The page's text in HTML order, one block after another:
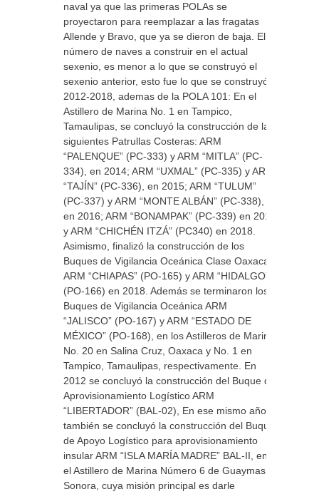
naval ya que las primeras POLAs se
proyectaron para reemplazar a las fragatas
Allende y Bravo, que ya se dieron de baja. El
número de naves a construir en el actual
sexenio, es menor a lo que se construyó el
sexenio anterior, esto fue lo que se construyó
2012-2018, ademas de la POLA 101: En el
Astillero de Marina No. 1 en Tampico,
Tamaulipas, se concluyó la construcción de las
siguientes Patrullas Costeras: ARM
“PALENQUE” (PC-333) y ARM “MITLA” (PC-
334), en 2014; ARM “UXMAL” (PC-335) y ARM
“TAJÍN” (PC-336), en 2015; ARM “TULUM”
(PC-337) y ARM “MONTE ALBÁN” (PC-338),
en 2016; ARM “BONAMPAK” (PC-339) en 2017
y ARM “CHICHÉN ITZÁ” (PC340) en 2018.
Asimismo, finalizó la construcción de los
Buques de Vigilancia Oceánica Clase Oaxaca,
ARM “CHIAPAS” (PO-165) y ARM “HIDALGO”
(PO-166) en 2018. Además se terminaron los
Buques de Vigilancia Oceánica ARM
“JALISCO” (PO-167) y ARM “ESTADO DE
MÉXICO” (PO-168), en los Astilleros de Marina
No. 20 en Salina Cruz, Oaxaca y No. 1 en
Tampico, Tamaulipas, respectivamente. En
2012 se concluyó la construcción del Buque de
Aprovisionamiento Logístico ARM
“LIBERTADOR” (BAL-02), En ese mismo año
también se concluyó la construcción del Buque
de Apoyo Logístico para aprovisionamiento
insular ARM “ISLA MARÍA MADRE” BAL-II, en
el Astillero de Marina Número 6 de Guaymas,
Sonora, cuya misión principal es darle